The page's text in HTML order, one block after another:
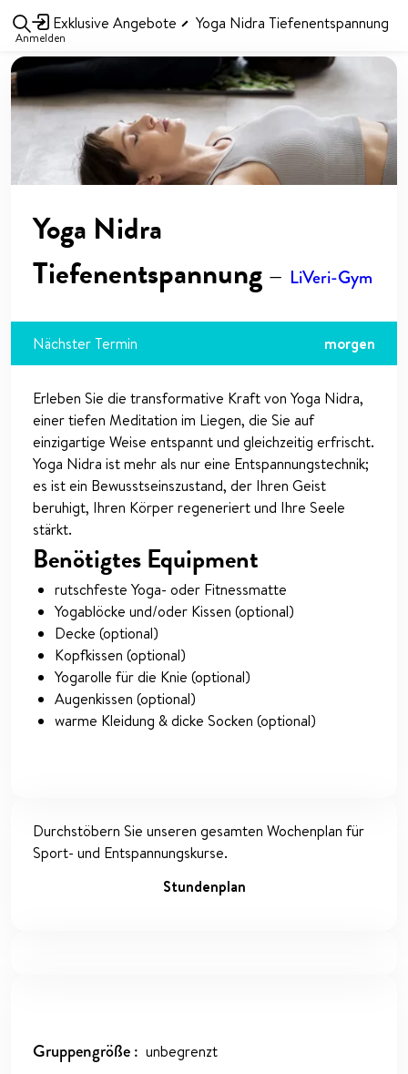
Anmelden
Exklusive Angebote Yoga Nidra Tiefenentspannung
Yoga Nidra
Tiefenentspannung — LiVeri-Gym
Nächster Termin morgen
Erleben Sie die transformative Kraft von Yoga Nidra,
einer tiefen Meditation im Liegen, die Sie auf
einzigartige Weise entspannt und gleichzeitig erfrischt.
Yoga Nidra ist mehr als nur eine Entspannungstechnik;
es ist ein Bewusstseinszustand, der Ihren Geist
beruhigt, Ihren Körper regeneriert und Ihre Seele
stärkt.
Benötigtes Equipment
rutschfeste Yoga- oder Fitnessmatte
Yogablöcke und/oder Kissen (optional)
Decke (optional)
Kopfkissen (optional)
Yogarolle für die Knie (optional)
Augenkissen (optional)
warme Kleidung & dicke Socken (optional)
Durchstöbern Sie unseren gesamten Wochenplan für
Sport- und Entspannungskurse.
Stundenplan
Gruppengröße unbegrenzt